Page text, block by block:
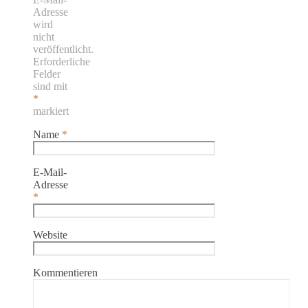
Adresse
wird
nicht
veröffentlicht.
Erforderliche
Felder
sind mit
*
markiert
Name *
E-Mail-
Adresse
*
Website
Kommentieren